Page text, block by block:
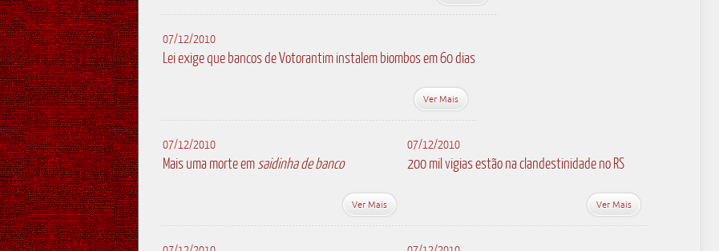
07/12/2010
Lei exige que bancos de Votorantim instalem biombos em 60 dias
Ver Mais
07/12/2010
Mais uma morte em saidinha de banco
Ver Mais
07/12/2010
200 mil vigias estão na clandestinidade no RS
Ver Mais